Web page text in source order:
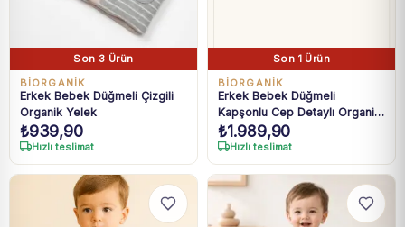
Son 3 Ürün
BIORGANIK
Erkek Bebek Düğmeli Çizgili
Organik Yelek
₺939,90
Hızlı teslimat
Son 1 Ürün
BIORGANIK
Erkek Bebek Düğmeli
Kapşonlu Cep Detaylı Organik
Tulum
₺1.989,90
Hızlı teslimat